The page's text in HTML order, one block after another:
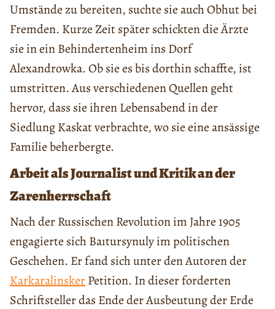
Umstände zu bereiten, suchte sie auch Obhut bei
Fremden. Kurze Zeit später schickten die Ärzte
sie in ein Behindertenheim ins Dorf
Alexandrowka. Ob sie es bis dorthin schaffte, ist
umstritten. Aus verschiedenen Quellen geht
hervor, dass sie ihren Lebensabend in der
Siedlung Kaskat verbrachte, wo sie eine ansässige
Familie beherbergte.
Arbeit als Journalist und Kritik an der
Zarenherrschaft
Nach der Russischen Revolution im Jahre 1905
engagierte sich Baıtursynuly im politischen
Geschehen. Er fand sich unter den Autoren der
KarkaralinskerPetition. In dieser forderten
Schriftsteller das Ende der Ausbeutung der Erde